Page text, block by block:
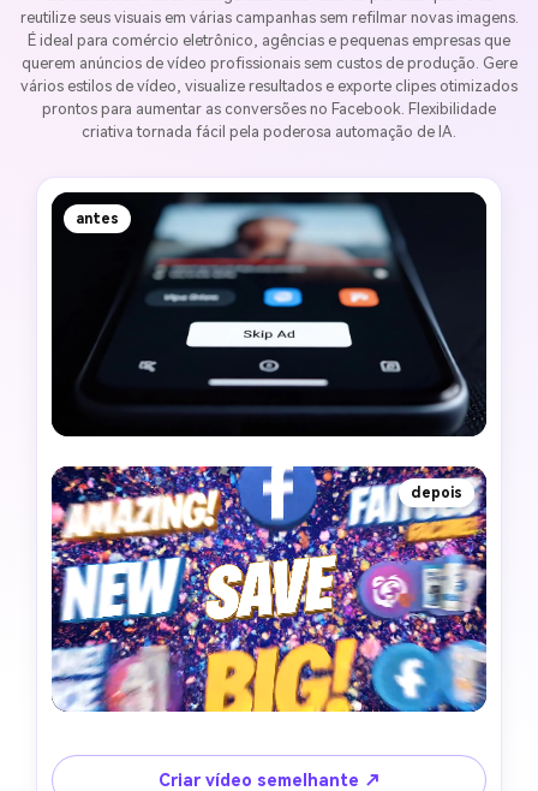
reutilize seus visuais em várias campanhas sem refilmar novas imagens.
É ideal para comércio eletrônico, agências e pequenas empresas que
querem anúncios de vídeo profissionais sem custos de produção. Gere
vários estilos de vídeo, visualize resultados e exporte clipes otimizados
prontos para aumentar as conversões no Facebook. Flexibilidade
criativa tornada fácil pela poderosa automação de IA.
antes
depois
Criar vídeo semelhante ↗